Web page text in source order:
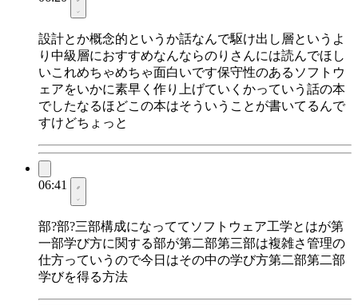
設計とか概念的というか話なんで駆け出し層というよ
り中級層におすすめなんならのりさんには読んでほし
いこれめちゃめちゃ面白いです保守性のあるソフトウ
ェアをいかに素早く作り上げていくかっていう話の本
でしたなるほどこの本はそういうことが書いてるんで
すけどちょっと
06:41
部?部?三部構成になっててソフトウェア工学とはが第
一部学び方に関する部が第二部第三部は複雑さ管理の
仕方っていうので今日はその中の学び方第二部第二部
学びを得る方法